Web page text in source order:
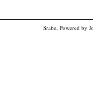
Srabe, Powered by